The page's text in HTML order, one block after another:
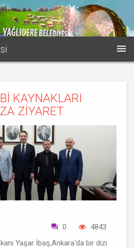
KAYNAKLARI
ZİYARET
0
4843
Yaşar İbaş,Ankara'da bir dizi